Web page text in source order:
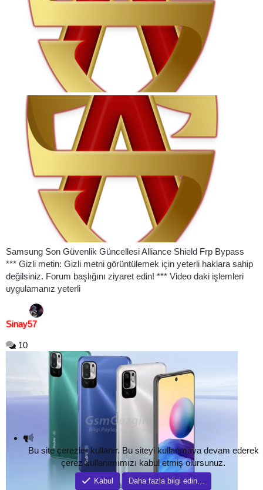
Samsung Son Güvenlik Güncellesi Alliance Shield Frp Bypass
*** Gizli metin: Gizli metni görüntülemek için yeterli haklara sahip
değilsiniz. Forum başlığını ziyaret edin! *** Video daki işlemleri
uygulamanız yeterli
Sinay57
10
Bu site çerezler kullanır. Bu siteyi kullanmaya devam ederek
çerez kullanımımızı kabul etmiş olursunuz.
Kabul Daha fazla bilgi edin…